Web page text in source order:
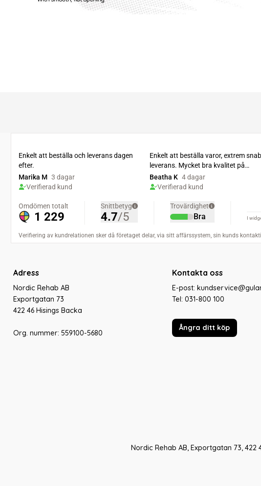
Adress
Nordic Rehab AB
Exportgatan 73
422 46 Hisings Backa
Org. nummer: 559100-5680
Kontakta oss
E-post:
Tel: 031-800 100
Ångra ditt köp
Nordic Rehab AB, Exportgatan 73, 422